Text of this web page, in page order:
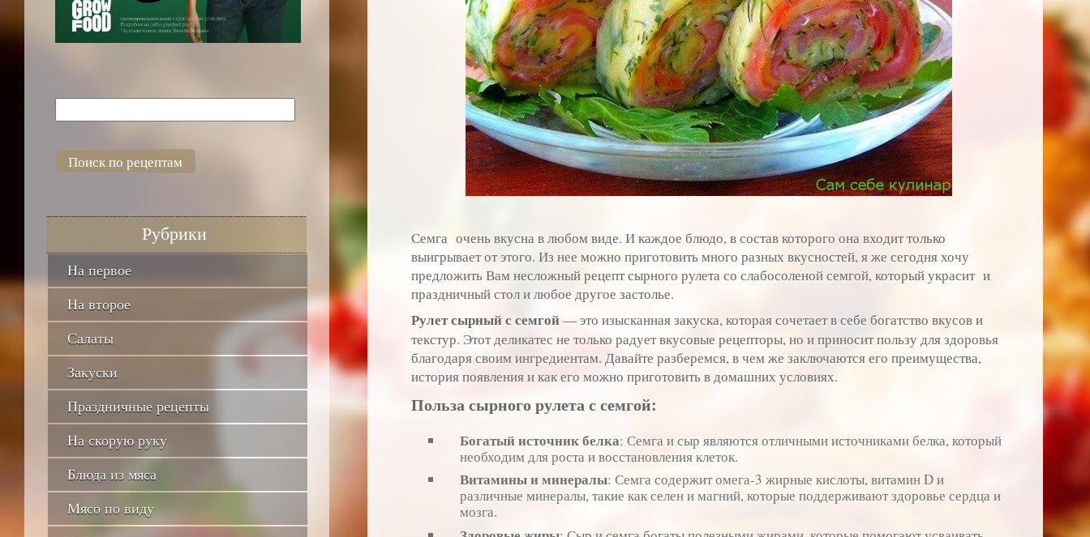
Рубрики
На первое
На второе
Салаты
Закуски
Праздничные рецепты
На скорую руку
Блюда из мяса
Мясо по виду
Семга очень вкусна в любом виде. И каждое блюдо, в состав которого она входит только
выигрывает от этого. Из нее можно приготовить много разных вкусностей, я же сегодня хочу
предложить Вам несложный рецепт сырного рулета со слабосоленой семгой, который украсит и
праздничный стол и любое другое застолье.
Рулет сырный с семгой— это изысканная закуска, которая сочетает в себе богатство вкусов и
текстур. Этот деликатес не только радует вкусовые рецепторы, но и приносит пользу для здоровья
благодаря своим ингредиентам. Давайте разберемся, в чем же заключаются его преимущества,
история появления и как его можно приготовить в домашних условиях.
Польза сырного рулета с семгой:
Богатый источник белка: Семга и сыр являются отличными источниками белка, который
необходим для роста и восстановления клеток.
Витамины и минералы: Семга содержит омега-3 жирные кислоты, витамин D и
различные минералы, такие как селен и магний, которые поддерживают здоровье сердца и
мозга.